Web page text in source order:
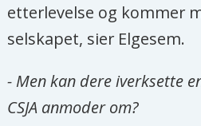
etterlevelse og kommer
selskapet, sier Elgesem.
- Men kan dere iverksette
CSJA anmoder om?